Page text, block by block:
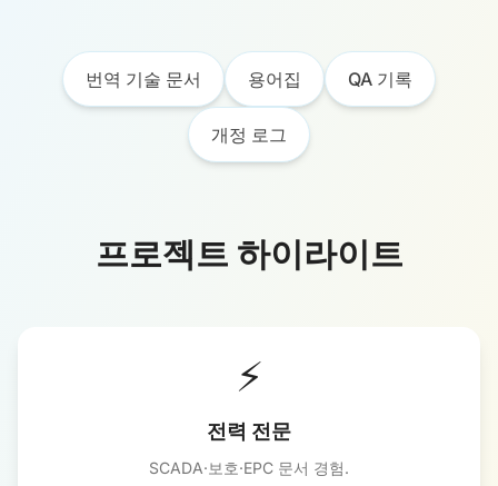
번역 기술 문서 용어집 QA 기록
개정 로그
프로젝트 하이라이트
⚡
전력 전문
SCADA·보호·EPC 문서 경험.